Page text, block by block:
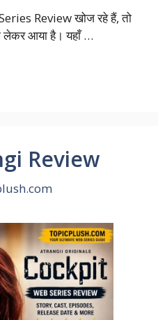
Review खोज रहे हैं, तो
लेकर आया है। यहाँ …
Review